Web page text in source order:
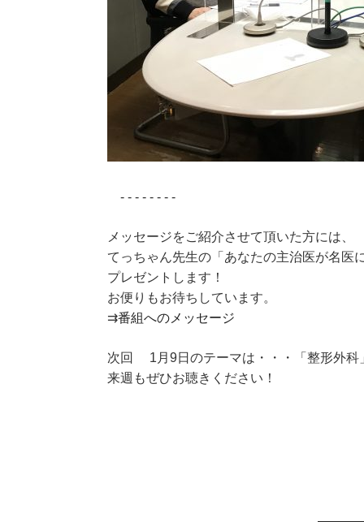
- - - - - - - -
メッセージをご紹介させて頂いた方には、
てっちゃん先生の「あなたの主治医が名医
プレゼントします！
お便りもお待ちしています。
⇉番組へのメッセージ
次回 1月9日のテーマは・・・「整形外科
来週もぜひお聴きください！